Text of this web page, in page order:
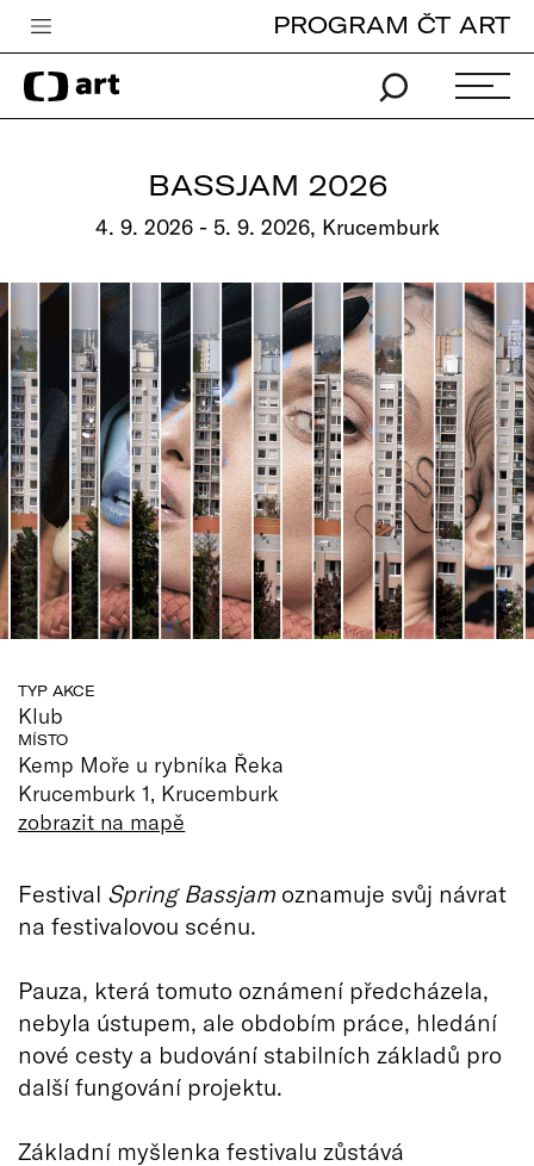
Česká televize
Zpravodajství
Pro děti
edu
Vše o ČT
PROGRAM ČT ART
BASSJAM 2026
4. 9. 2026 - 5. 9. 2026, Krucemburk
TYP AKCE
Klub
MÍSTO
Kemp Moře u rybníka Řeka
Krucemburk 1, Krucemburk
zobrazit na mapě
Festival Spring Bassjam oznamuje svůj návrat
na festivalovou scénu.
Pauza, která tomuto oznámení předcházela,
nebyla ústupem, ale obdobím práce, hledání
nové cesty a budování stabilních základů pro
další fungování projektu.
Základní myšlenka festivalu zůstává